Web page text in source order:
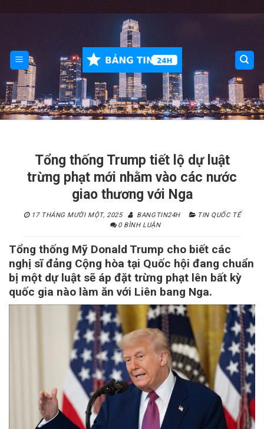
Skip
to
content
Tổng thống Trump tiết lộ dự luật
trừng phạt mới nhằm vào các nước
giao thương với Nga
17 THÁNG MƯỜI MỘT, 2025 BANGTIN24H
TIN QUỐC TẾ
0 BÌNH LUẬN
Tổng thống Mỹ Donald Trump cho biết các
nghị sĩ đảng Cộng hòa tại Quốc hội đang chuẩn
bị một dự luật sẽ áp đặt trừng phạt lên bất kỳ
quốc gia nào làm ăn với Liên bang Nga.